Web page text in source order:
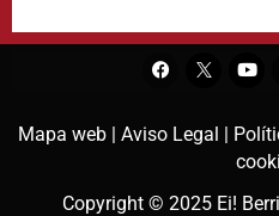
Mapa web | Aviso Legal |
Copyright © 2025 Ei!